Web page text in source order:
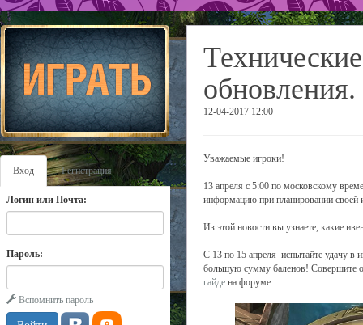
Вход Регистрация
Логин или Почта:
Пароль:
Вспомнить пароль
обновления.
12-04-2017 12:00
Уважаемые игроки!
13 апреля с 5:00 по московскому
информацию при планировании своей
Из этой новости вы узнаете, какие
С 13 по 15 апреля испытайте удачу в
большую сумму баленов! Совершите
гайде на форуме.